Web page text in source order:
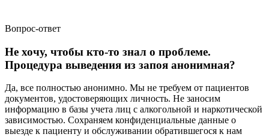
Вопрос-ответ
Не хочу, чтобы кто-то знал о проблеме.
Процедура выведения из запоя анонимная?
Да, все полностью анонимно. Мы не требуем от пациентов
документов, удостоверяющих личность. Не заносим
информацию в базы учета лиц с алкогольной и наркотической
зависимостью. Сохраняем конфиденциальные данные о
выезде к пациенту и обслуживании обратившегося к нам